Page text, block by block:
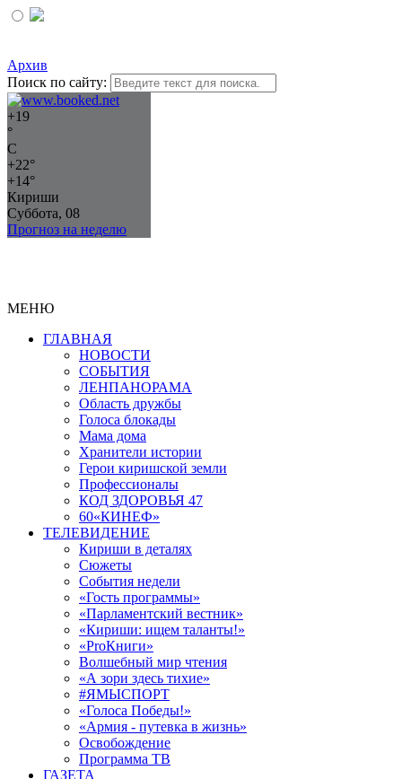
Архив
Поиск по сайту:
+19
°
C
+22°
+14°
Кириши
Суббота, 08
Прогноз на неделю
МЕНЮ
ГЛАВНАЯ
НОВОСТИ
СОБЫТИЯ
ЛЕНПАНОРАМА
Область дружбы
Голоса блокады
Мама дома
Хранители истории
Герои киришской земли
Профессионалы
КОД ЗДОРОВЬЯ 47
60«КИНЕФ»
ТЕЛЕВИДЕНИЕ
Кириши в деталях
Сюжеты
События недели
«Гость программы»
«Парламентский вестник»
«Кириши: ищем таланты!»
«ProКниги»
Волшебный мир чтения
«А зори здесь тихие»
#ЯМЫСПОРТ
«Голоса Победы!»
«Армия - путевка в жизнь»
Освобождение
Программа ТВ
ГАЗЕТА